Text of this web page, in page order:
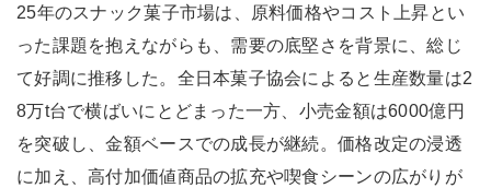
25年のスナック菓子市場は、原料価格やコスト上昇とい
った課題を抱えながらも、需要の底堅さを背景に、総じ
て好調に推移した。全日本菓子協会によると生産数量は2
8万t台で横ばいにとどまった一方、小売金額は6000億円
を突破し、金額ベースでの成長が継続。価格改定の浸透
に加え、高付加価値商品の拡充や喫食シーンの広がりが